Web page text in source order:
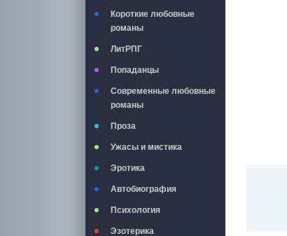
Короткие любовные
романы
ЛитРПГ
Попаданцы
Современные любовные
романы
Проза
Ужасы и мистика
Эротика
Автобиография
Психология
Эзотерика